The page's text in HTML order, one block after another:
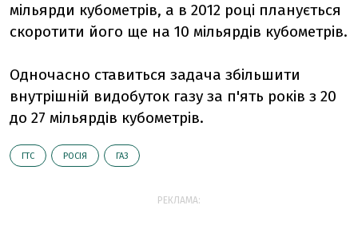
мільярди кубометрів, а в 2012 році планується
скоротити його ще на 10 мільярдів кубометрів.
Одночасно ставиться задача збільшити
внутрішній видобуток газу за п'ять років з 20
до 27 мільярдів кубометрів.
ГТС РОСІЯ ГАЗ
РЕКЛАМА: